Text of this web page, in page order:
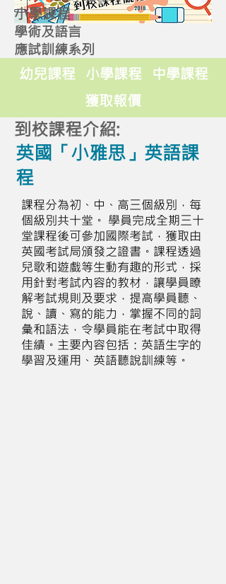
小學課程
學術及語言
應試訓練系列
幼兒課程 小學課程
中學課程
獲取報價
到校課程介紹:
英國「小雅思」英語課
程
課程分為初、中、高三個級別，每
個級別共十堂。 學員完成全期三十
堂課程後可參加國際考試，獲取由
英國考試局頒發之證書。課程透過
兒歌和遊戲等生動有趣的形式，採
用針對考試內容的教材，讓學員瞭
解考試規則及要求，提高學員聽、
說、讀、寫的能力，掌握不同的詞
彙和語法，令學員能在考試中取得
佳績。主要內容包括：英語生字的
學習及運用、英語聽說訓練等。